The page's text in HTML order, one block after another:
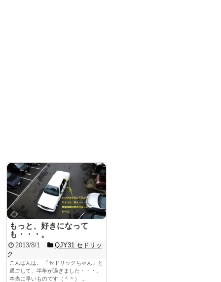
もっと、好きになって
も・・・。
2013/8/1
QJY31 セドリッ
ク
こんばんは。 『セドリックちゃん』と
過ごして、半年が過ぎました・・・。
本当に早いものです（＾＾） ...